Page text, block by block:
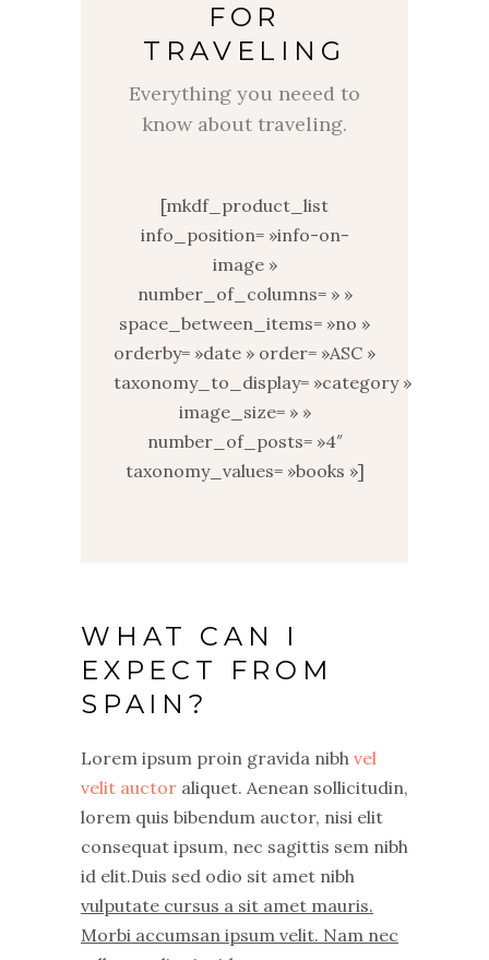
FOR
TRAVELING
Everything you neeed to
know about traveling.
[mkdf_product_list
info_position= »info-on-
image »
number_of_columns= » »
space_between_items= »no »
orderby= »date » order= »ASC »
taxonomy_to_display= »category »
image_size= » »
number_of_posts= »4″
taxonomy_values= »books »]
WHAT CAN I
EXPECT FROM
SPAIN?
Lorem ipsum proin gravida nibh vel
velit auctor aliquet. Aenean sollicitudin,
lorem quis bibendum auctor, nisi elit
consequat ipsum, nec sagittis sem nibh
id elit.Duis sed odio sit amet nibh
vulputate cursus a sit amet mauris.
Morbi accumsan ipsum velit. Nam nec